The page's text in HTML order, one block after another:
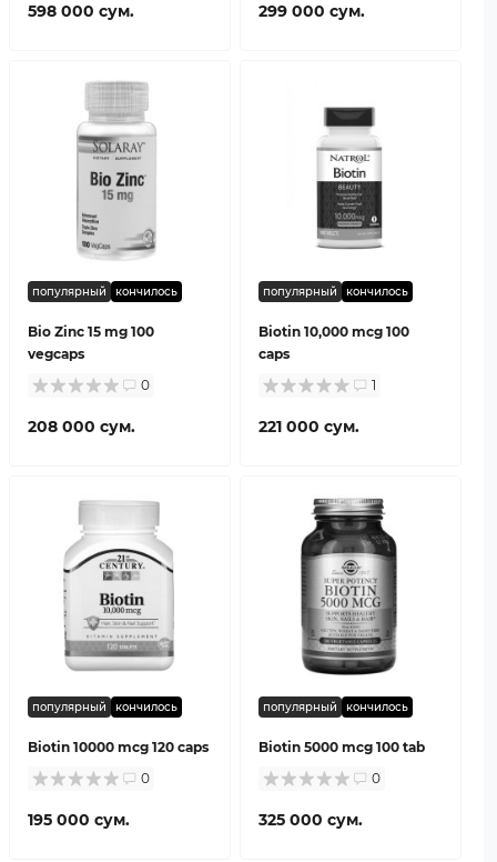
598 000 сум. 299 000 сум.
популярный кончилось
Bio Zinc 15 mg 100
vegcaps
0
208 000 сум.
популярный кончилось
Biotin 10,000 mcg 100
caps
1
221 000 сум.
популярный кончилось
Biotin 10000 mcg 120 caps
0
195 000 сум.
популярный кончилось
Biotin 5000 mcg 100 tab
0
325 000 сум.